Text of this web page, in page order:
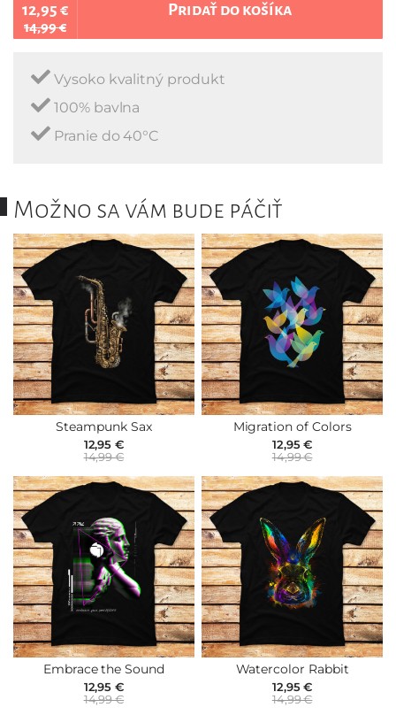
12,95 €
14,99 €
Pridať do košíka
Vysoko kvalitný produkt
100% bavlna
Pranie do 40°C
Možno sa vám bude páčiť
Steampunk Sax
12,95 €
14,99 €
Migration of Colors
12,95 €
14,99 €
Embrace the Sound
12,95 €
14,99 €
Watercolor Rabbit
12,95 €
14,99 €